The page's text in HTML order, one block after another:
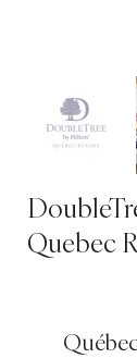
Quebec